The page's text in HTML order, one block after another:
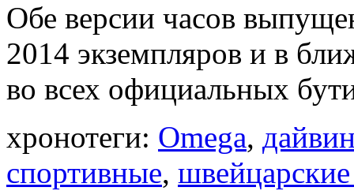
Обе версии часов
2014 экземпляров и в
во всех официальных
хронотеги: Omega,
спортивные,